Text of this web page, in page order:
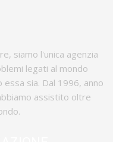
siamo l'unica agenzia
legati al mondo
sia. Dal 1996, anno
assistito oltre